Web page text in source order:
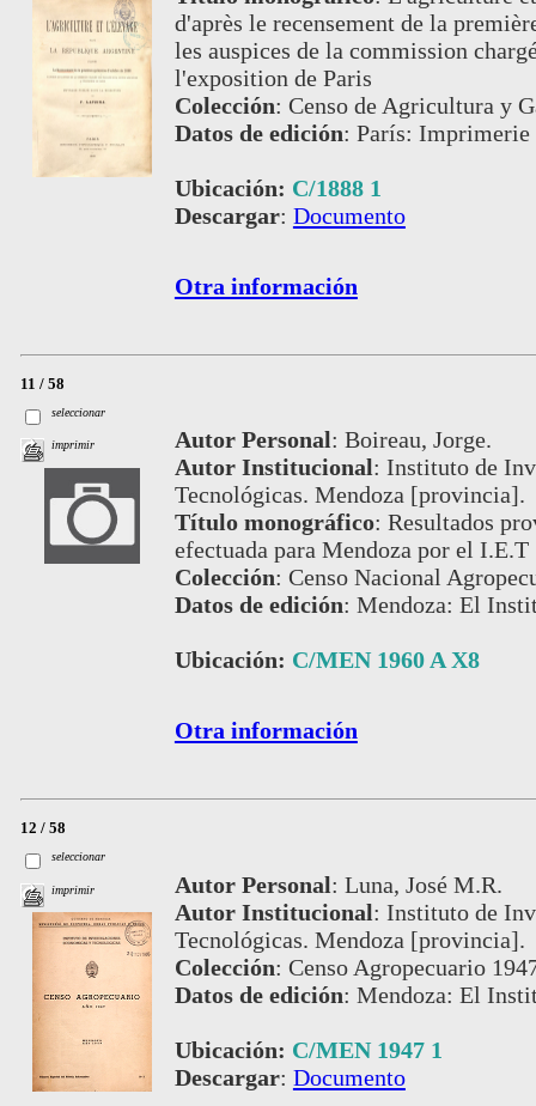
d'après le recensement de la
les auspices de la commission
l'exposition de Paris
Colección: Censo de Agricultura y
Datos de edición: París: Imprimerie
Ubicación: C/1888 1
Descargar: Documento
Otra información
11 / 58
seleccionar
imprimir Autor Personal: Boireau, Jorge.
Autor Institucional: Instituto de
Tecnológicas. Mendoza [provincia].
Título monográfico: Resultados
efectuada para Mendoza por el I.E.T
Colección: Censo Nacional
Datos de edición: Mendoza: El
Ubicación: C/MEN 1960 A X8
Otra información
12 / 58
seleccionar
imprimir Autor Personal: Luna, José M.R.
Autor Institucional: Instituto de
Tecnológicas. Mendoza [provincia].
Colección: Censo Agropecuario
Datos de edición: Mendoza: El
Ubicación: C/MEN 1947 1
Descargar: Documento